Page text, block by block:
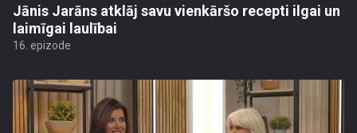
Jānis Jarāns atklāj savu vienkāršo recepti ilgai un
laimīgai laulībai
16. epizode